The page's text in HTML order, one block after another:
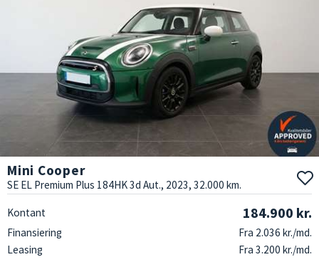
Mini Cooper
SE EL Premium Plus 184HK 3d Aut., 2023, 32.000 km.
Kontant 184.900 kr.
Finansiering
Fra 2.036 kr./md.
Leasing
Fra 3.200 kr./md.